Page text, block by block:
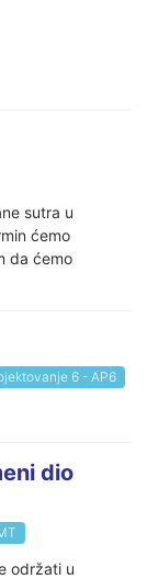
sutra u
ćemo
da ćemo
6 - AP6
dio
održati u